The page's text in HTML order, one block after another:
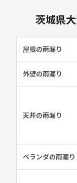
茨城県
屋根の雨漏り
外壁の雨漏り
天井の雨漏り
ベランダの雨漏り